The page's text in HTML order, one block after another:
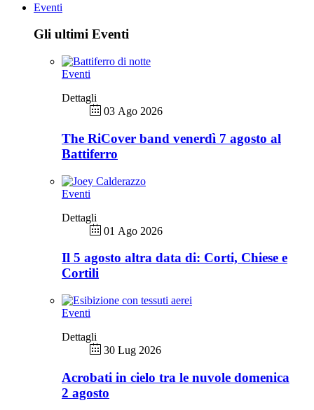
Eventi
Gli ultimi Eventi
Eventi
Dettagli
03 Ago 2026
The RiCover band venerdì 7 agosto al
Battiferro
Eventi
Dettagli
01 Ago 2026
Il 5 agosto altra data di: Corti, Chiese e
Cortili
Eventi
Dettagli
30 Lug 2026
Acrobati in cielo tra le nuvole domenica
2 agosto